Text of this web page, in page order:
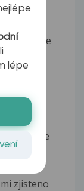
že
nejspíš
možné se
zjisteno
lépe